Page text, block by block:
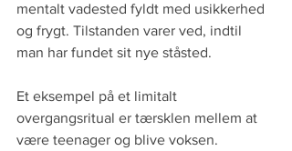
mentalt vadested fyldt med usikkerhed
og frygt. Tilstanden varer ved, indtil
man har fundet sit nye ståsted.
Et eksempel på et limitalt
overgangsritual er tærsklen mellem at
være teenager og blive voksen.